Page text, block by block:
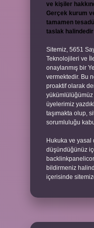
ve kişiler
Gerçek kurum
tamamen
taslak
Sitemiz, 5651
Teknolojileri ve
onaylanmış bir
vermektedir. Bu
proaktif olarak
yükümlülüğümüz
üyelerimiz
taşımakta olup,
sorumluluğu
Hukuka ve yasal
düşündüğünüz
bildirmeniz
içerisinde